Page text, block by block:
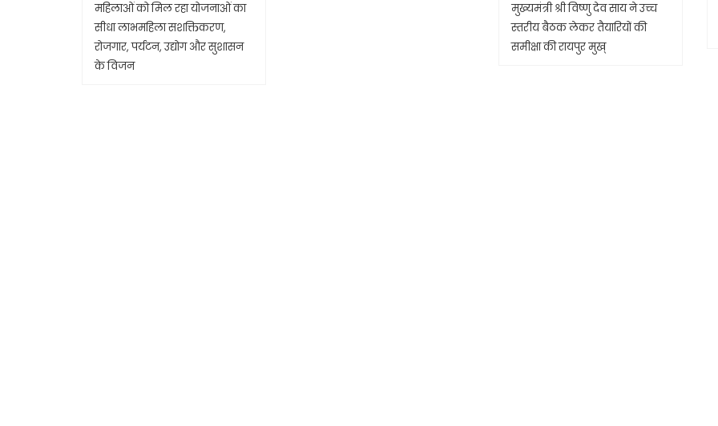
महिलाओं को मिल रहा योजनाओं का
सीधा लाभमहिला सशक्तिकरण,
रोजगार, पर्यटन, उद्योग और सुशासन
के विजन
मुख्यमंत्री श्री विष्णु देव साय ने उच्च
स्तरीय बैठक लेकर तैयारियों की
समीक्षा की रायपुर मुख्